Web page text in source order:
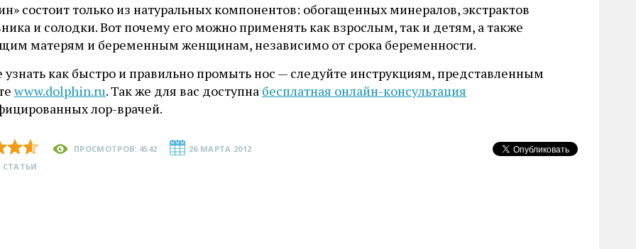
состоит только из натуральных компонентов: обогащенных минералов, экстрактов
и солодки. Вот почему его можно применять как взрослым, так и детям, а также
матерям и беременным женщинам, независимо от срока беременности.
узнать как быстро и правильно промыть нос — следуйте инструкциям, представленным
www.dolphin.ru. Так же для вас доступна бесплатная онлайн-консультация
лор-врачей.
СТАТЬИ
ПРОСМОТРОВ: 4542 26 МАРТА 2012